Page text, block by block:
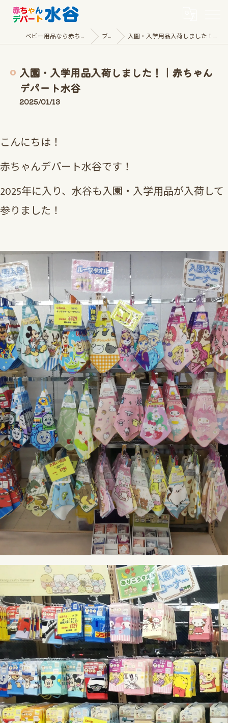
ベビー用品なら赤ちゃんデパート水谷 ブログ 入園・入学用品入荷しました！｜赤ちゃんデパート水谷
入園・入学用品入荷しました！｜赤ちゃん
デパート水谷
2025/01/13
こんにちは！
赤ちゃんデパート水谷です！
2025年に入り、水谷も入園・入学用品が入荷して
参りました！